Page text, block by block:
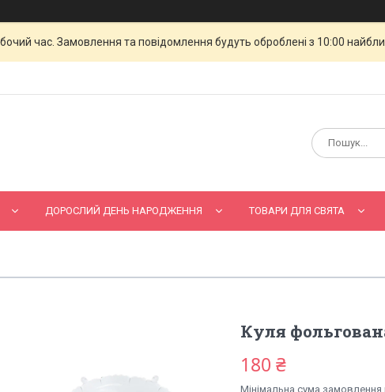
час. Замовлення та повідомлення будуть оброблені з 10:00
ДОРОСЛИЙ ДЕНЬ НАРОДЖЕННЯ ТОВАРИ ДЛЯ СВЯТА
Куля
180 ₴
Мінімальна сума замовлення